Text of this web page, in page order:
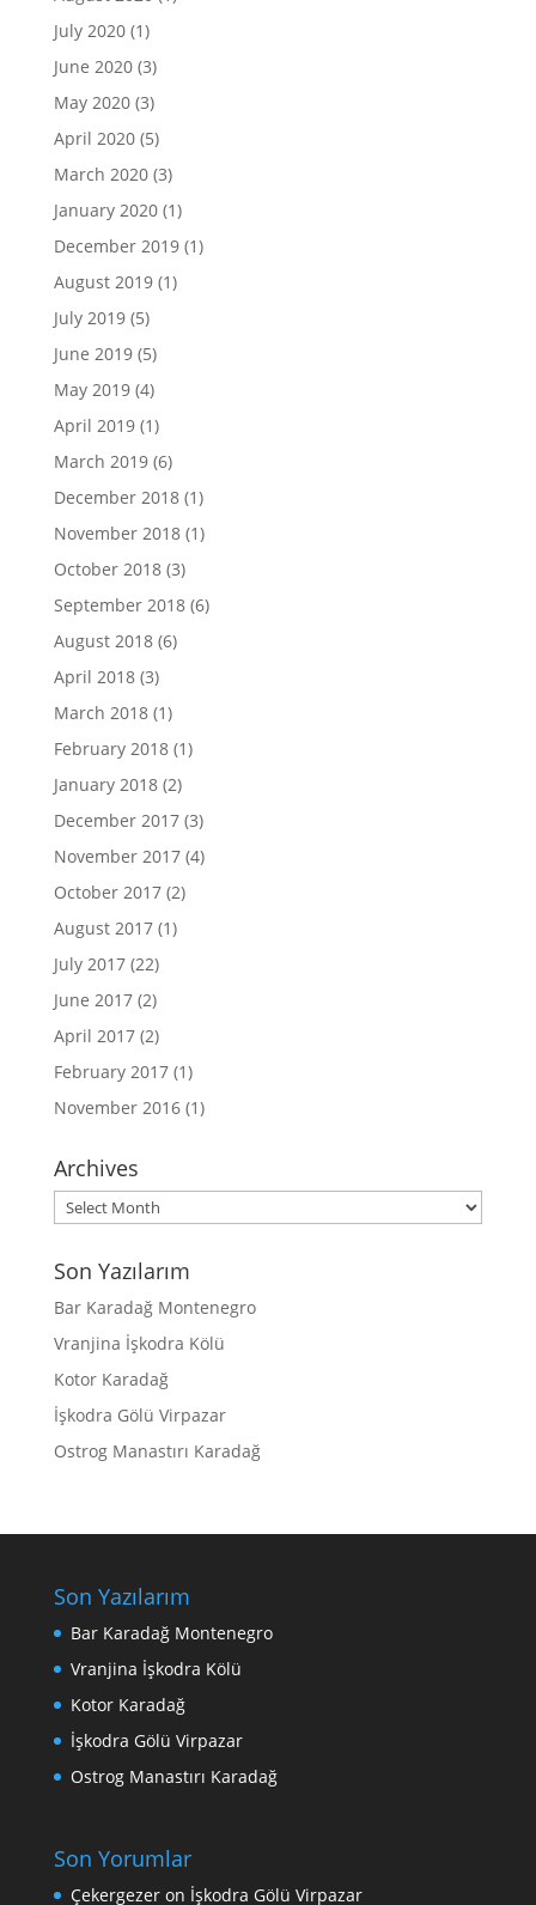
July 2020(1)
June 2020(3)
May 2020(3)
April 2020(5)
March 2020(3)
January 2020(1)
December 2019(1)
August 2019(1)
July 2019(5)
June 2019(5)
May 2019(4)
April 2019(1)
March 2019(6)
December 2018(1)
November 2018(1)
October 2018(3)
September 2018(6)
August 2018(6)
April 2018(3)
March 2018(1)
February 2018(1)
January 2018(2)
December 2017(3)
November 2017(4)
October 2017(2)
August 2017(1)
July 2017(22)
June 2017(2)
April 2017(2)
February 2017(1)
November 2016(1)
Archives
Archives
Son Yazılarım
Bar Karadağ Montenegro
Vranjina İşkodra Kölü
Kotor Karadağ
İşkodra Gölü Virpazar
Ostrog Manastırı Karadağ
Son Yazılarım
Bar Karadağ Montenegro
Vranjina İşkodra Kölü
Kotor Karadağ
İşkodra Gölü Virpazar
Ostrog Manastırı Karadağ
Son Yorumlar
Çekergezeron İşkodra Gölü Virpazar